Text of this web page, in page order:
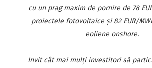
cu un prag maxim de pornire de 78
proiectele fotovoltaice şi 82 EUR/
eoliene onshore.
Invit cât mai mulţi investitori să